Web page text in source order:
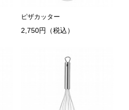
ピザカッター
2,750円（税込）